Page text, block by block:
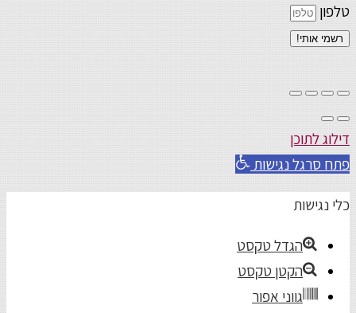
טלפון
רשמי אותי!
דילוג לתוכן
פתח סרגל נגישות
כלי נגישות
הגדל טקסט
הקטן טקסט
גווני אפור